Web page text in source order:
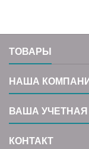
ТОВАРЫ
НАША
ВАША
КОНТАКТ